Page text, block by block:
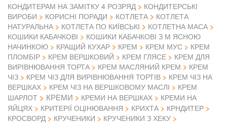
КОНДИТЕРАМ НА ЗАМІТКУ 4 РОЗРЯД
КОНДИТЕРСЬКІ
ВИРОБИ
КОРИСНІ ПОРАДИ КОТЛЕТА
КОТЛЕТА
НАТУРАЛЬНА
КОТЛЕТА ПО КИЇВСЬКІ
КОТЛЕТНА МАСА
КОШИКИ КАБАЧКОВІ
КОШИКИ КАБАЧКОВІ З М ЯСНОЮ
НАЧИНКОЮ
КРАЩИЙ КУХАР КРЕМ КРЕМ МУС
КРЕМ
ПЛОМБІР
КРЕМ ВЕРШКОВИЙ КРЕМ ГЛЯСЕ
КРЕМ ДЛЯ
ВИРІВНЮВАННЯ ТОРТА
КРЕМ МАСЛЯНИЙ КРЕМ
КРЕМ
ЧІЗ
КРЕМ ЧІЗ ДЛЯ ВИРІВНЮВАННЯ ТОРТІВ
КРЕМ ЧІЗ НА
ВЕРШКАХ
КРЕМ ЧІЗ НА ВЕРШКОВОМУ МАСЛІ
КРЕМ
ШАРЛОТ
КРЕМИ КРЕМИ НА ВЕРШКАХ
КРЕМИ НА
ЯЙЦЯХ
КРИТЕРІЇ ОЦІНЮВАННЯ КРИХТА
КРНДИТЕР
КРОСВОРД
КРУЧЕНИКИ
КРУЧЕНИКИ З ХЕКУ